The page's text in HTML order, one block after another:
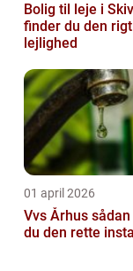
Bolig til leje i
finder du den
lejlighed
01 april 2026
Vvs Århus sådan vælger
du den rette